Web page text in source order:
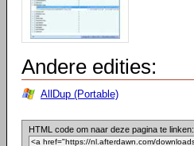
Andere edities:
AllDup (Portable)
HTML code om naar deze pagina te linken: